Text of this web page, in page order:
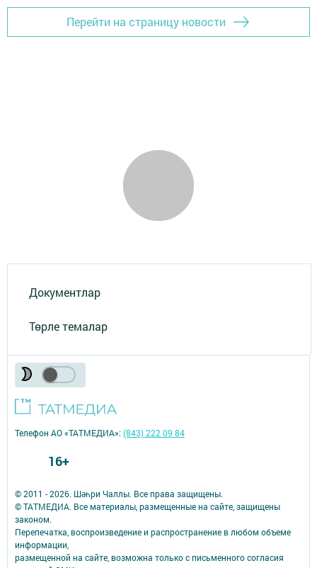
Перейти на страницу новости
Документлар
Төрле темалар
© 2011 - 2026. Шәһри Чаллы. Все права защищены.
© ТАТМЕДИА. Все материалы, размещенные на сайте, защищены
законом.
Перепечатка, воспроизведение и распространение в любом объеме
информации,
размещенной на сайте, возможна только с письменного согласия
Телефон АО «ТАТМЕДИА»:(843) 222 09 84
16+